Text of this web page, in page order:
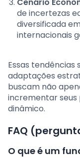
de incertezas
diversificada
internacionais
Essas tendências
adaptações
buscam não
incrementar
dinâmico.
FAQ
O que é um